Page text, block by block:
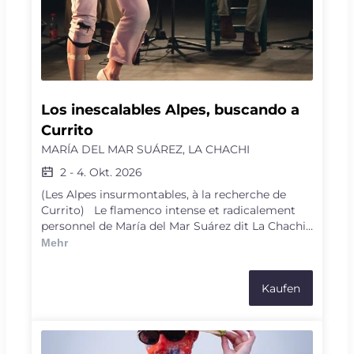
Los inescalables Alpes, buscando a
Currito
MARÍA DEL MAR SUÁREZ, LA CHACHI
2 - 4. Okt. 2026
(Les Alpes insurmontables, à la recherche de
Currito) Le flamenco intense et radicalement
personnel de María del Mar Suárez dit La Chachi
respecte la tradition mais se charge de l’énergie
d’une chanteuse et de deux musiciens de
flamenco, qui reprennent en boucle le même
morceau avec de plus en plus d’intensité, La
offrant son corps à la danse comme d’autres à la
Mehr
Kaufen